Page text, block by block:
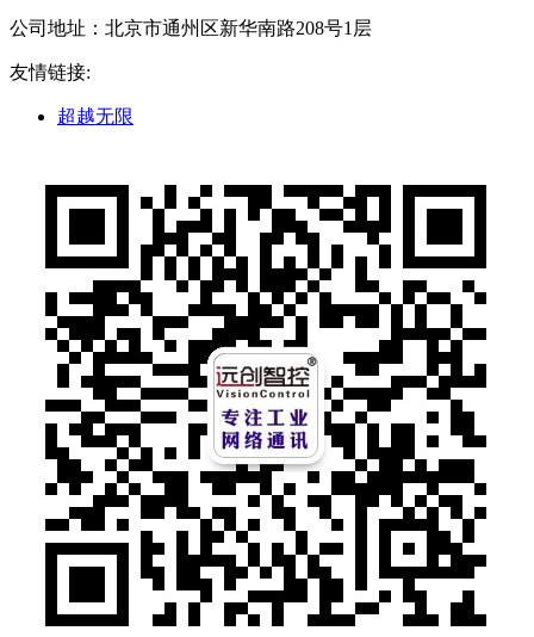
公司地址：北京市通州区新华南路208号1层
友情链接:
超越无限